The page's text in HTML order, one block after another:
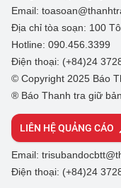
Email:
Địa chỉ tòa soạn: 100
Hotline: 090.456.3399
Điện thoại: (+84)24
© Copyright 2025 Báo
® Báo Thanh tra giữ
LIÊN HỆ QUẢNG CÁO
Email:
Điện thoại: (+84)24